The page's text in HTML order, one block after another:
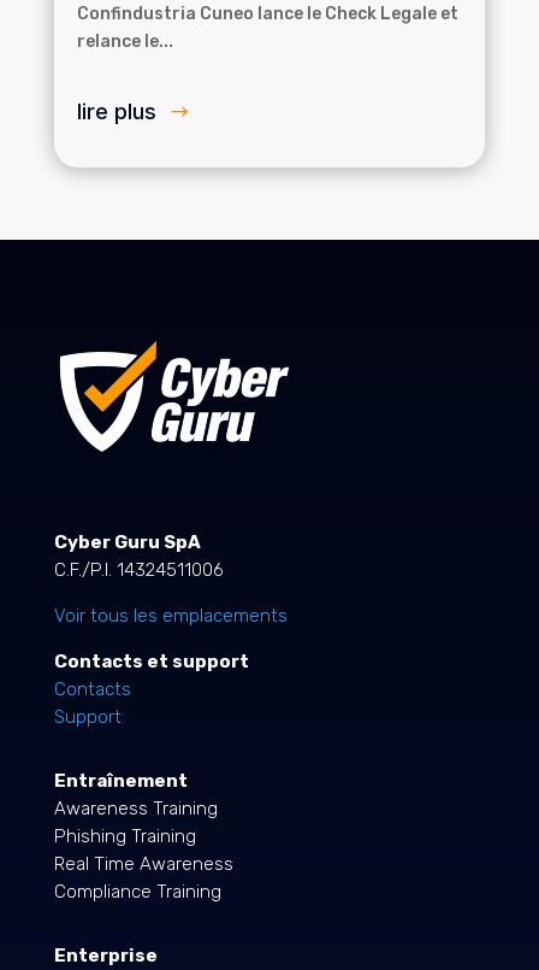
Confindustria Cuneo lance le Check Legale et
relance le...
lire plus
Cyber Guru SpA
C.F./P.I. 14324511006
Voir tous les emplacements
Contacts et support
Contacts
Support
Entraînement
Awareness Training
Phishing Training
Real Time Awareness
Compliance Training
Enterprise